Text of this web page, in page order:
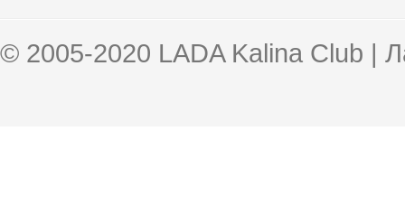
© 2005-2020 LADA Kalina Club |